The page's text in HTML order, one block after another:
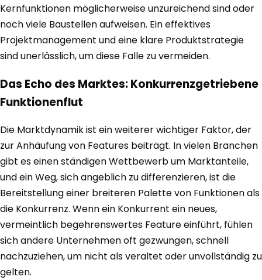
Kernfunktionen möglicherweise unzureichend sind oder
noch viele Baustellen aufweisen. Ein effektives
Projektmanagement und eine klare Produktstrategie
sind unerlässlich, um diese Falle zu vermeiden.
Das Echo des Marktes: Konkurrenzgetriebene
Funktionenflut
Die Marktdynamik ist ein weiterer wichtiger Faktor, der
zur Anhäufung von Features beiträgt. In vielen Branchen
gibt es einen ständigen Wettbewerb um Marktanteile,
und ein Weg, sich angeblich zu differenzieren, ist die
Bereitstellung einer breiteren Palette von Funktionen als
die Konkurrenz. Wenn ein Konkurrent ein neues,
vermeintlich begehrenswertes Feature einführt, fühlen
sich andere Unternehmen oft gezwungen, schnell
nachzuziehen, um nicht als veraltet oder unvollständig zu
gelten.